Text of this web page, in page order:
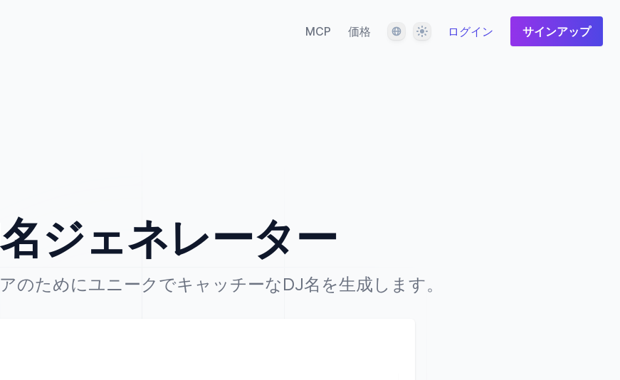
MCP 価格 言語 テーマ ログイン サインアップ
ジェネレーター
のためにユニークでキャッチーなDJ名を生成します。